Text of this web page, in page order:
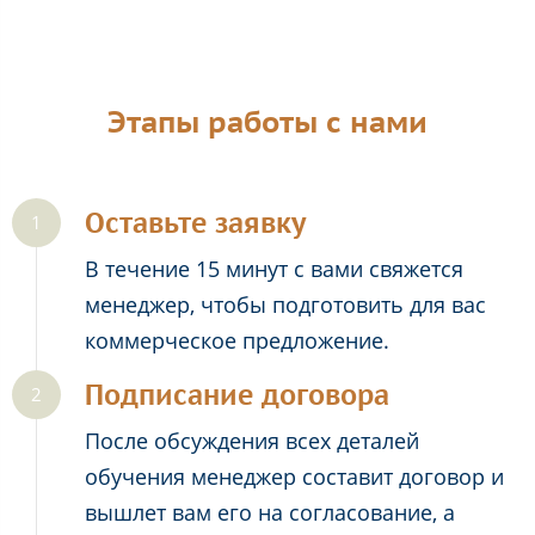
Этапы работы с нами
Оставьте заявку
В течение 15 минут с вами свяжется
менеджер, чтобы подготовить для вас
коммерческое предложение.
Подписание договора
После обсуждения всех деталей
обучения менеджер составит договор и
вышлет вам его на согласование, а